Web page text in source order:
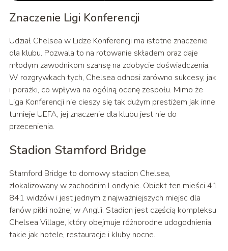
Znaczenie Ligi Konferencji
Udział Chelsea w Lidze Konferencji ma istotne znaczenie
dla klubu. Pozwala to na rotowanie składem oraz daje
młodym zawodnikom szansę na zdobycie doświadczenia.
W rozgrywkach tych, Chelsea odnosi zarówno sukcesy, jak
i porażki, co wpływa na ogólną ocenę zespołu. Mimo że
Liga Konferencji nie cieszy się tak dużym prestiżem jak inne
turnieje UEFA, jej znaczenie dla klubu jest nie do
przecenienia.
Stadion Stamford Bridge
Stamford Bridge to domowy stadion Chelsea,
zlokalizowany w zachodnim Londynie. Obiekt ten mieści 41
841 widzów i jest jednym z najważniejszych miejsc dla
fanów piłki nożnej w Anglii. Stadion jest częścią kompleksu
Chelsea Village, który obejmuje różnorodne udogodnienia,
takie jak hotele, restauracje i kluby nocne.